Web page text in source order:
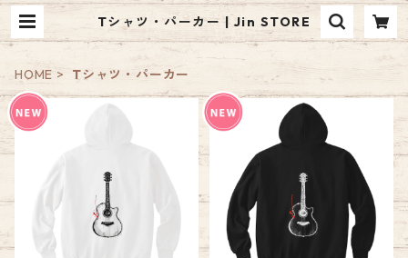
Tシャツ・パーカー | Jin STORE
HOME Tシャツ・パーカー